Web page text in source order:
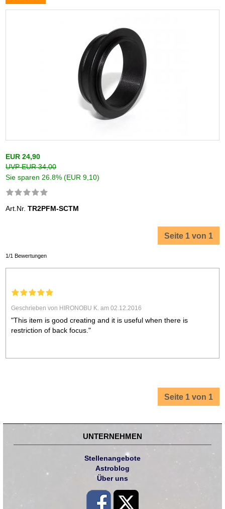
EUR 24,90
UVP EUR 34,00
Sie sparen 26.8% (EUR 9,10)
Art.Nr.TR2PFM-SCTM
Seite 1 von 1
1/1 Bewertungen
Geschrieben von HIRONOBU K. am 02.12.2016
"This item is good creating and it is useful when there is
restriction of back focus."
Seite 1 von 1
UNTERNEHMEN
Stellenangebote
Astroblog
Über uns